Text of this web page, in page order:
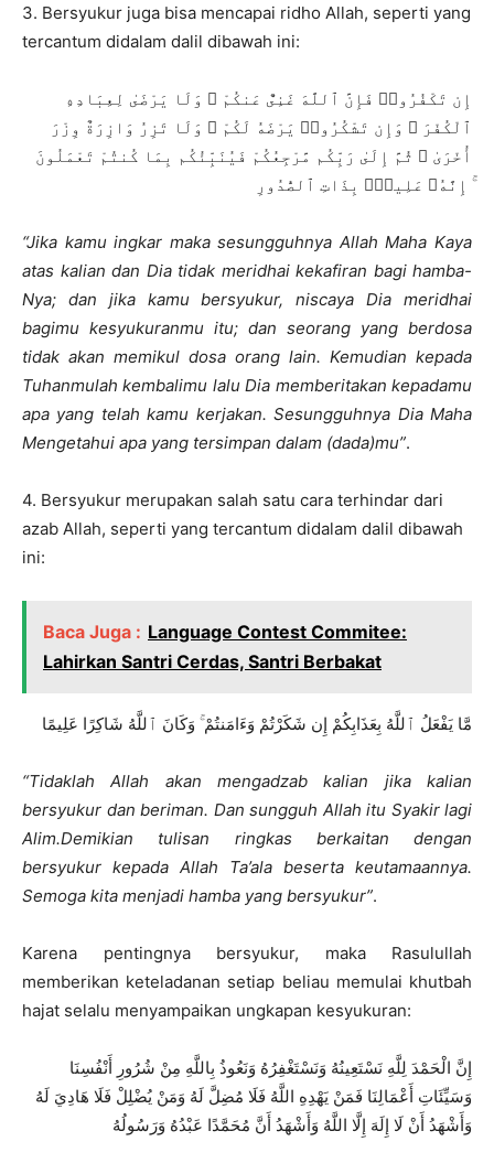
3. Bersyukur juga bisa mencapai ridho Allah, seperti yang
tercantum didalam dalil dibawah ini:
إِن تَكْفُرُوا۟ فَإِنَّ ٱللَّهَ غَنِىٌّ عَنكُمْ ۖ وَلَا يَرْضَىٰ لِعِبَادِهِ
ٱلْكُفْرَ ۖ وَإِن تَشْكُرُوا۟ يَرْضَهُ لَكُمْ ۗ وَلَا تَزِرُ وَازِرَةٌ وِزْرَ
أُخْرَىٰ ۗ ثُمَّ إِلَىٰ رَبِّكُم مَّرْجِعُكُمْ فَيُنَبِّئُكُم بِمَا كُنتُمْ تَعْمَلُونَ
ۚ إِنَّهُۥ عَلِيمٌۢ بِذَاتِ ٱلصُّدُورِ
“Jika kamu ingkar maka sesungguhnya Allah Maha Kaya
atas kalian dan Dia tidak meridhai kekafiran bagi hamba-
Nya; dan jika kamu bersyukur, niscaya Dia meridhai
bagimu kesyukuranmu itu; dan seorang yang berdosa
tidak akan memikul dosa orang lain. Kemudian kepada
Tuhanmulah kembalimu lalu Dia memberitakan kepadamu
apa yang telah kamu kerjakan. Sesungguhnya Dia Maha
Mengetahui apa yang tersimpan dalam (dada)mu”.
4. Bersyukur merupakan salah satu cara terhindar dari
azab Allah, seperti yang tercantum didalam dalil dibawah
ini:
Baca Juga : Language Contest Commitee:
Lahirkan Santri Cerdas, Santri Berbakat
مَّا يَفْعَلُ ٱللَّهُ بِعَذَابِكُمْ إِن شَكَرْتُمْ وَءَامَنتُمْ ۚ وَكَانَ ٱللَّهُ شَاكِرًا عَلِيمًا
“Tidaklah Allah akan mengadzab kalian jika kalian
bersyukur dan beriman. Dan sungguh Allah itu Syakir lagi
Alim.Demikian tulisan ringkas berkaitan dengan
bersyukur kepada Allah Ta’ala beserta keutamaannya.
Semoga kita menjadi hamba yang bersyukur”.
Karena pentingnya bersyukur, maka Rasulullah
memberikan keteladanan setiap beliau memulai khutbah
hajat selalu menyampaikan ungkapan kesyukuran:
إِنَّ الْحَمْدَ لِلَّهِ نَسْتَعِينُهُ وَنَسْتَغْفِرُهُ وَنَعُوذُ بِاللَّهِ مِنْ شُرُورِ أَنْفُسِنَا
وَسَيِّئَاتِ أَعْمَالِنَا فَمَنْ يَهْدِهِ اللَّهُ فَلَا مُضِلَّ لَهُ وَمَنْ يُضْلِلْ فَلَا هَادِيَ لَهُ
وَأَشْهَدُ أَنْ لَا إِلَهَ إِلَّا اللَّهُ وَأَشْهَدُ أَنَّ مُحَمَّدًا عَبْدُهُ وَرَسُولُهُ